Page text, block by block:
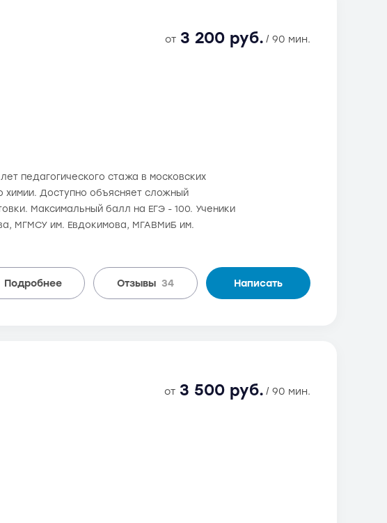
от 3 200 руб. / 90 мин.
педагогического стажа в московских
химии. Доступно объясняет сложный
Максимальный балл на ЕГЭ - 100. Ученики
МГМСУ им. Евдокимова, МГАВМиБ им.
Подробнее Отзывы 34 Написать
от 3 500 руб. / 90 мин.